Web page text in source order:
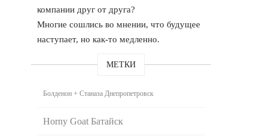
компании друг от друга?
Многие сошлись во мнении, что будущее
наступает, но как-то медленно.
МЕТКИ
Болденон + Станаза Днепропетровск
Horny Goat Батайск